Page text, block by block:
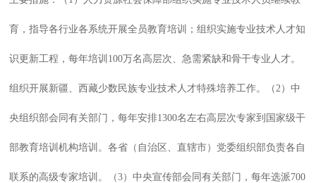
育，指导各行业各系统开展全员教育培训；组织实施专业技术人才知
识更新工程，每年培训100万名高层次、急需紧缺和骨干专业人才。
组织开展新疆、西藏少数民族专业技术人才特殊培养工作。（2）中
央组织部会同有关部门，每年安排1300名左右高层次专家到国家级干
部教育培训机构培训。各省（自治区、直辖市）党委组织部负责各自
联系的高级专家培训。（3）中央宣传部会同有关部门，每年选派700